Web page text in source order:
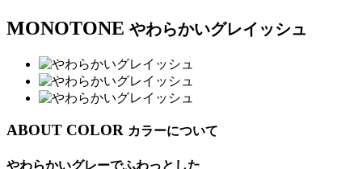
MONOTONE やわらかいグレイッシュ
ABOUT COLOR カラーについて
やわらかいグレーでふわっとした